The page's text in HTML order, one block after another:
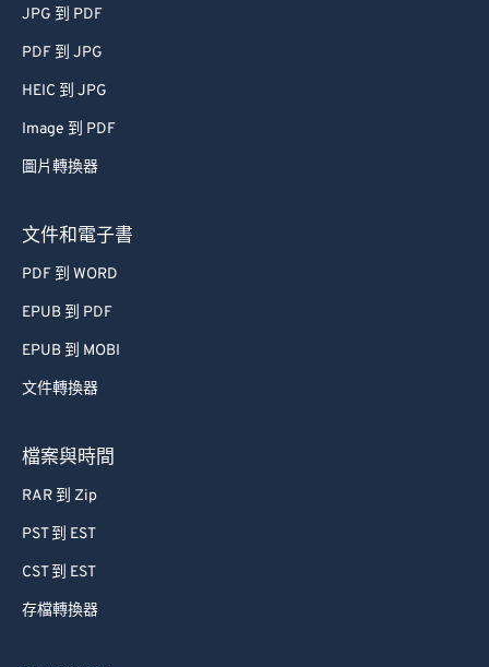
JPG 到 PDF
PDF 到 JPG
HEIC 到 JPG
Image 到 PDF
圖片轉換器
文件和電子書
PDF 到 WORD
EPUB 到 PDF
EPUB 到 MOBI
文件轉換器
檔案與時間
RAR 到 Zip
PST 到 EST
CST 到 EST
存檔轉換器